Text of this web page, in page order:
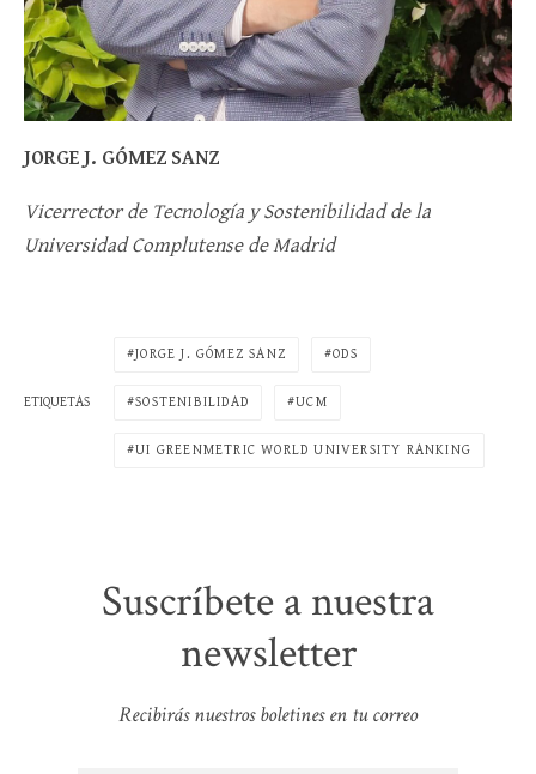
JORGE J. GÓMEZ SANZ
Vicerrector de Tecnología y Sostenibilidad de la
Universidad Complutense de Madrid
ETIQUETAS
JORGE J. GÓMEZ SANZ ODS
SOSTENIBILIDAD UCM
UI GREENMETRIC WORLD UNIVERSITY RANKING
Suscríbete a nuestra
newsletter
Recibirás nuestros boletines en tu correo